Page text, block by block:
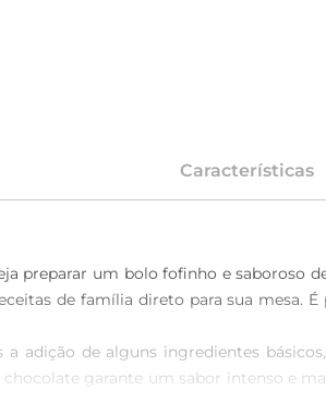
Características
preparar um bolo fofinho e saboroso
de família direto para sua mesa. É
adição de alguns ingredientes
garante um sabor intenso e